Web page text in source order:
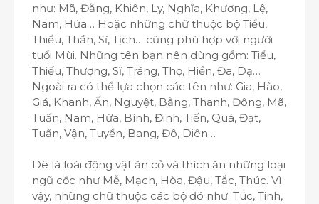
như: Mã, Đằng, Khiên, Ly, Nghĩa, Khương, Lệ,
Nam, Hứa… Hoặc những chữ thuộc bộ Tiểu,
Thiểu, Thần, Sĩ, Tịch… cũng phù hợp với người
tuổi Mùi. Những tên bạn nên dùng gồm: Tiểu,
Thiếu, Thượng, Sĩ, Tráng, Thọ, Hiền, Đa, Dạ…
Ngoài ra có thể lựa chọn các tên như: Gia, Hào,
Giá, Khanh, Ấn, Nguyệt, Bằng, Thanh, Đông, Mã,
Tuấn, Nam, Hứa, Bính, Đinh, Tiến, Quá, Đạt,
Tuần, Vận, Tuyển, Bang, Đô, Diên…
Dê là loài động vật ăn cỏ và thích ăn những loại
ngũ cốc như Mễ, Mạch, Hòa, Đậu, Tắc, Thúc. Vì
vậy, những chữ thuộc các bộ đó như: Túc, Tinh,